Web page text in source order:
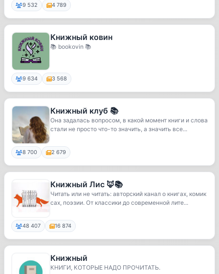
9 532 4 789
Книжный ковин
📚 bookovin 📚
9 634 3 568
Книжный клуб 📚
Она задалась вопросом, в какой момент книги и слова
стали не просто что-то значить, а значить все...
8 700 2 679
Книжный Лис 🦊📚
Читать или не читать: авторский канал о книгах, комик
сах, поэзии. От классики до современной лите...
48 407 16 874
Книжный
КНИГИ, КОТОРЫЕ НАДО ПРОЧИТАТЬ.